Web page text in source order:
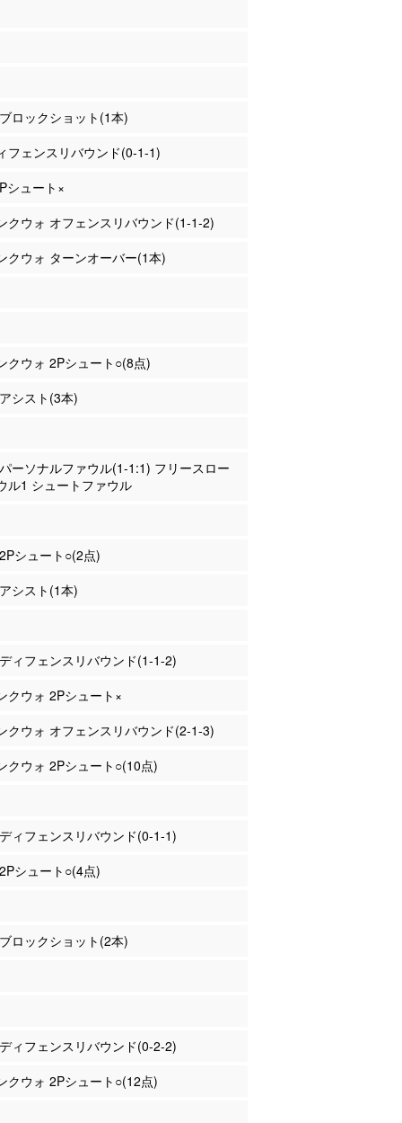
ロックショット(1本)
フェンスリバウンド(0-1-1)
シュート×
クウォ オフェンスリバウンド(1-1-2)
クウォ ターンオーバー(1本)
クウォ 2Pシュート○(8点)
シスト(3本)
ーソナルファウル(1-1:1) フリースロー
ル1 シュートファウル
シュート○(2点)
シスト(1本)
ィフェンスリバウンド(1-1-2)
クウォ 2Pシュート×
クウォ オフェンスリバウンド(2-1-3)
クウォ 2Pシュート○(10点)
ィフェンスリバウンド(0-1-1)
シュート○(4点)
ロックショット(2本)
ィフェンスリバウンド(0-2-2)
クウォ 2Pシュート○(12点)